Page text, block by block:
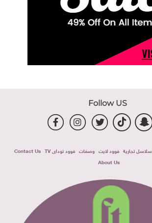
Follow US
سلاسل تجارية فوود لايت وصفات فوود توداى TV
Contact Us
About Us